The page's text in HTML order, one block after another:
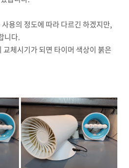
용의 정도에 따라 다르긴 하겠지만,
니다.
교체시기가 되면 타이머 색상이 붉은